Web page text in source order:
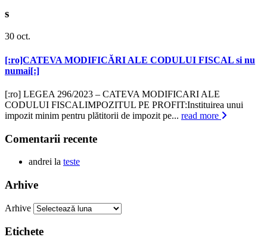
s
30 oct.
[:ro]CATEVA MODIFICĂRI ALE CODULUI FISCAL si nu
numai[:]
[:ro] LEGEA 296/2023 – CATEVA MODIFICARI ALE
CODULUI FISCALIMPOZITUL PE PROFIT:Instituirea unui
impozit minim pentru plătitorii de impozit pe... read more
Comentarii recente
andrei la teste
Arhive
Arhive
Etichete